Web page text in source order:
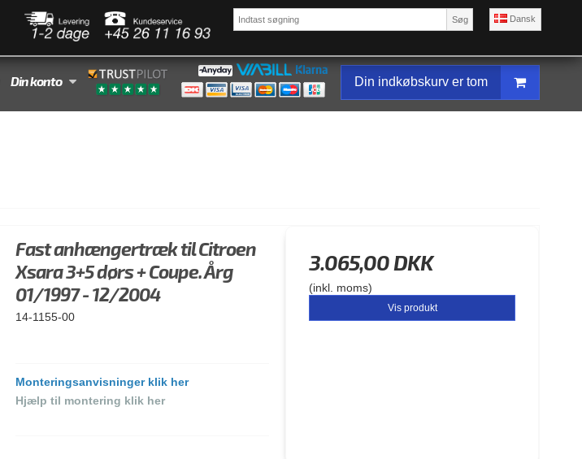
Dansk
Søg
Din konto Din indkøbskurv er tom
Fast anhængertræk til Citroen
Xsara 3+5 dørs + Coupe. Årg
01/1997 - 12/2004
14-1155-00
Monteringsanvisninger klik her
Hjælp til montering klik her
3.065,00 DKK
(inkl. moms)
Vis produkt